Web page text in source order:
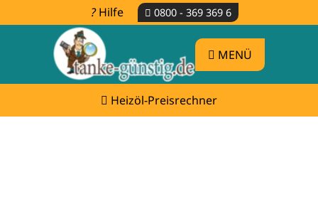
Hilfe 0800 - 369 369 6
MENÜ
Heizöl-Preisrechner